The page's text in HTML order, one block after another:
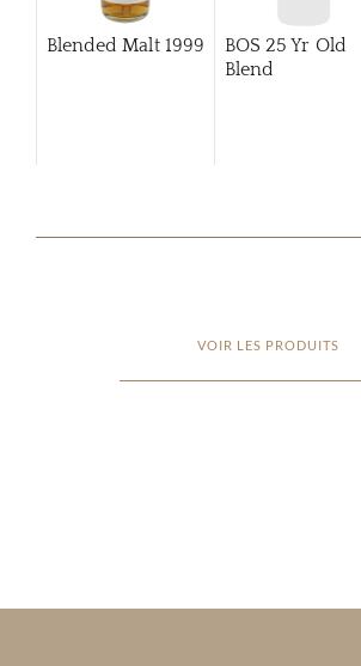
Blended Malt 1999
BOS 25 Yr Old
Blend
VOIR LES PRODUITS